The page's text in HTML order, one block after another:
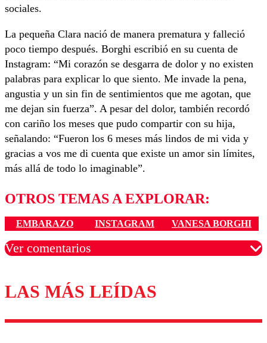
sociales.
La pequeña Clara nació de manera prematura y falleció
poco tiempo después. Borghi escribió en su cuenta de
Instagram: “Mi corazón se desgarra de dolor y no existen
palabras para explicar lo que siento. Me invade la pena,
angustia y un sin fin de sentimientos que me agotan, que
me dejan sin fuerza”. A pesar del dolor, también recordó
con cariño los meses que pudo compartir con su hija,
señalando: “Fueron los 6 meses más lindos de mi vida y
gracias a vos me di cuenta que existe un amor sin límites,
más allá de todo lo imaginable”.
OTROS TEMAS A EXPLORAR:
EMBARAZO INSTAGRAM VANESA BORGHI
Ver comentarios
Los comentarios son moderados para garantizar un
diálogo respetuoso.
LAS MÁS LEÍDAS